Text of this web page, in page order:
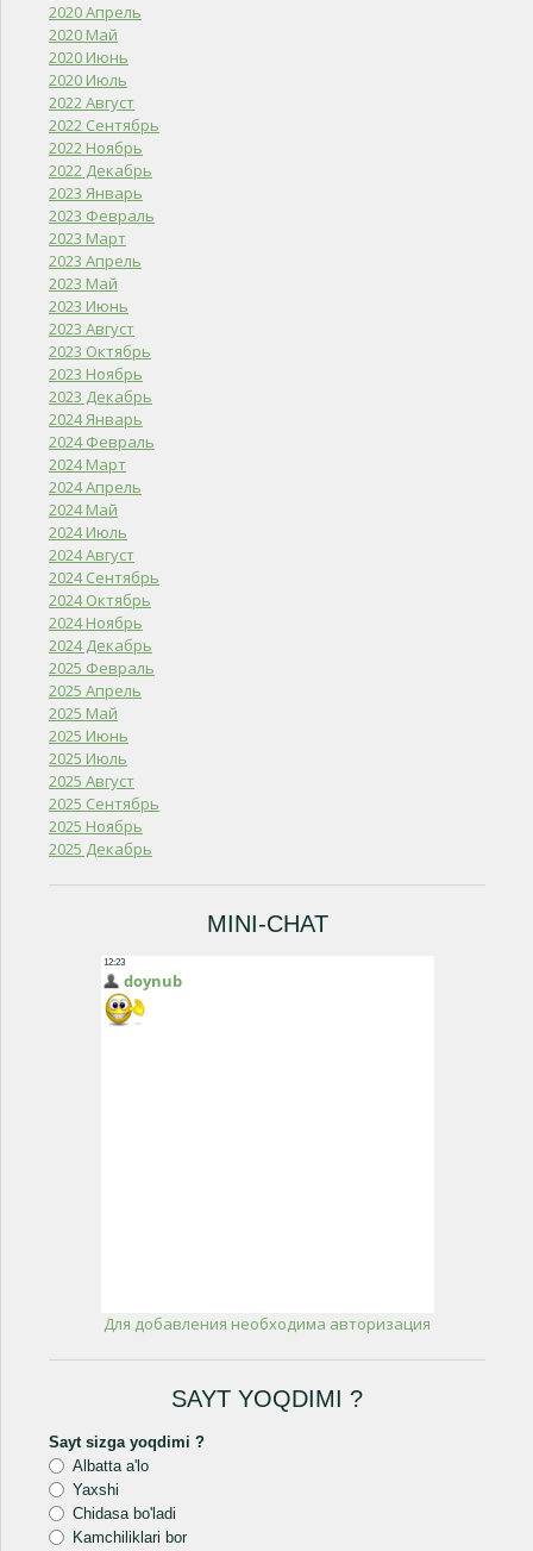
2020 Апрель
2020 Май
2020 Июнь
2020 Июль
2022 Август
2022 Сентябрь
2022 Ноябрь
2022 Декабрь
2023 Январь
2023 Февраль
2023 Март
2023 Апрель
2023 Май
2023 Июнь
2023 Август
2023 Октябрь
2023 Ноябрь
2023 Декабрь
2024 Январь
2024 Февраль
2024 Март
2024 Апрель
2024 Май
2024 Июль
2024 Август
2024 Сентябрь
2024 Октябрь
2024 Ноябрь
2024 Декабрь
2025 Февраль
2025 Апрель
2025 Май
2025 Июнь
2025 Июль
2025 Август
2025 Сентябрь
2025 Ноябрь
2025 Декабрь
MINI-CHAT
Для добавления необходима авторизация
SAYT YOQDIMI ?
Sayt sizga yoqdimi ?
Albatta a'lo
Yaxshi
Chidasa bo'ladi
Kamchiliklari bor